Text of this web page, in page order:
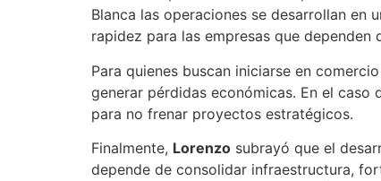
Blanca las operaciones se desarrollan en
rapidez para las empresas que dependen
Para quienes buscan iniciarse en
generar pérdidas económicas. En el
para no frenar proyectos estratégicos.
Finalmente, Lorenzo subrayó que el
depende de consolidar infraestructura,